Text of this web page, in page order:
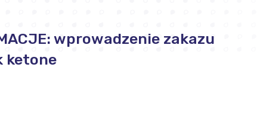
wprowadzenie zakazu
ketone